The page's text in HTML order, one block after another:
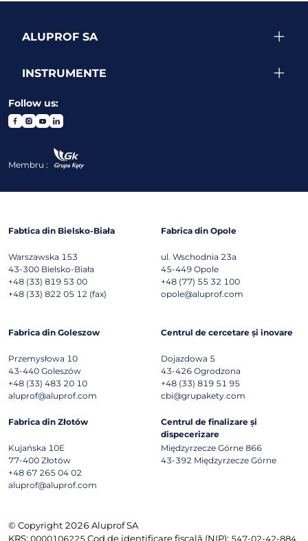
ALUPROF SA
INSTRUMENTE
Follow us:
Membru :
Fabtica din Bielsko-Biała
Warszawska 153
43-300 Bielsko-Biała
+48 (33) 819 53 00
+48 (33) 822 05 12 (fax)
Fabrica din Opole
ul. Wschodnia 23a
45-449 Opole
+48 (77) 55 32 100
opole@aluprof.com
Fabrica din Goleszow
Przemysłowa 10
43-440 Goleszów
+48 (33) 483 20 10
aluprof@aluprof.com
Centrul de cercetare și inovare
Dojazdowa 5
43-426 Ogrodzona
+48 (33) 819 51 95
cbi@grupakety.com
Fabrica din Złotów
Kujańska 10E
77-400 Złotów
+48 67 265 04 02
aluprof@aluprof.com
Centrul de finalizare și
dispecerizare
Międzyrzecze Górne 866
43-392 Międzyrzecze Górne
© Copyright 2026 Aluprof SA
KRS: 0000106225 Cod de identificare fiscală (NIP): 547-02-42-884